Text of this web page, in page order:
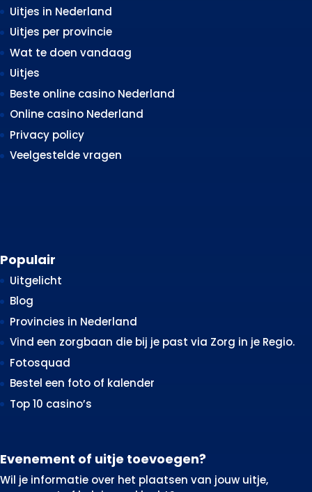
Uitjes in Nederland
Uitjes per provincie
Wat te doen vandaag
Uitjes
Beste online casino Nederland
Online casino Nederland
Privacy policy
Veelgestelde vragen
Populair
Uitgelicht
Blog
Provincies in Nederland
Vind een zorgbaan die bij je past via Zorg in je Regio.
Fotosquad
Bestel een foto of kalender
Top 10 casino’s
Evenement of uitje toevoegen?
Wil je informatie over het plaatsen van jouw uitje,